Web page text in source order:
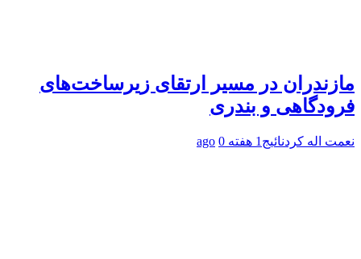
مازندران در مسیر ارتقای زیرساخت‌های
فرودگاهی و بندری
نعمت اله کردنائیج 1 هفته ago 0